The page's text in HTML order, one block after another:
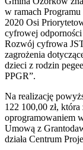
w ramach
2020 Osi
cyfrowej odporności
Rozwój cyfrowa
zagrożenia
dzieci z rodzin
PPGR”.
Na realizację
122 100,00 zł,
oprogramowaniem
Umową z
działa Centrum